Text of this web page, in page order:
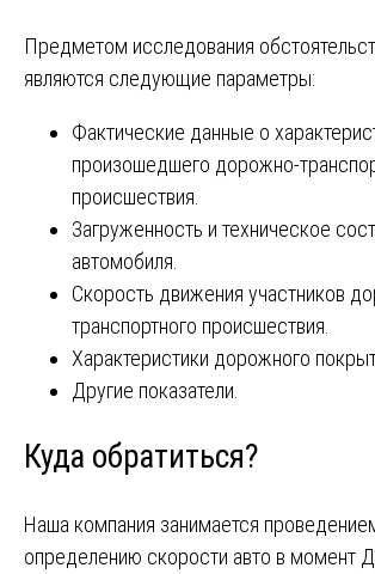
Предметом исследования
являются следующие параметры:
Фактические данные о
произошедшего дорожно-
происшествия.
Загруженность и техническое
автомобиля.
Скорость движения участников
транспортного происшествия.
Характеристики дорожного
Другие показатели.
Куда обратиться?
Наша компания занимается
определению скорости авто в момент